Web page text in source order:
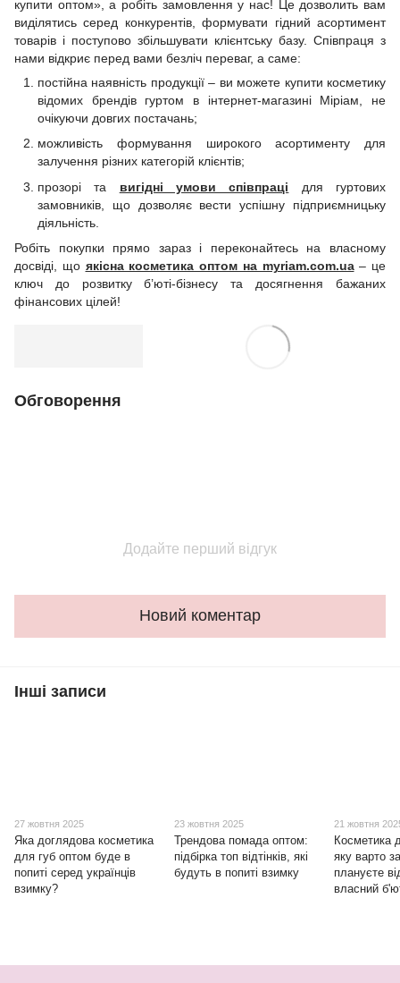
купити оптом», а робіть замовлення у нас! Це дозволить вам
виділятись серед конкурентів, формувати гідний асортимент
товарів і поступово збільшувати клієнтську базу. Співпраця з
нами відкриє перед вами безліч переваг, а саме:
постійна наявність продукції – ви можете купити косметику
відомих брендів гуртом в інтернет-магазині Міріам, не
очікуючи довгих постачань;
можливість формування широкого асортименту для
залучення різних категорій клієнтів;
прозорі та
вигідні умови співпраці для гуртових
замовників, що дозволяє вести успішну підприємницьку
діяльність.
Робіть покупки прямо зараз і переконайтесь на власному
досвіді, що якісна косметика оптом на myriam.com.ua– це
ключ до розвитку б’юті-бізнесу та досягнення бажаних
фінансових цілей!
Обговорення
Додайте перший відгук
Новий коментар
Інші записи
27 жовтня 2025
Яка доглядова косметика
для губ оптом буде в
попиті серед українців
взимку?
23 жовтня 2025
Трендова помада оптом:
підбірка топ відтінків, які
будуть в попиті взимку
21 жовтня
Косметика
яку варто
плануєте
власний